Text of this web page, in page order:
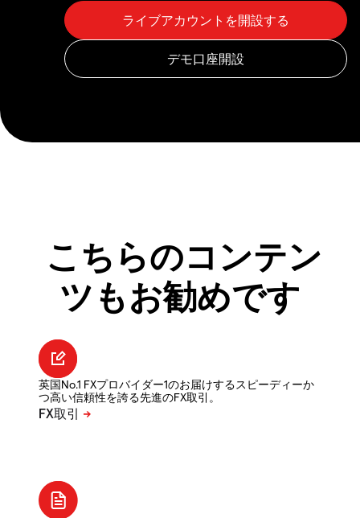
こちらのコンテン
ツもお勧めです
英国No.1 FXプロバイダー1のお届けするスピーディーか
つ高い信頼性を誇る先進のFX取引。